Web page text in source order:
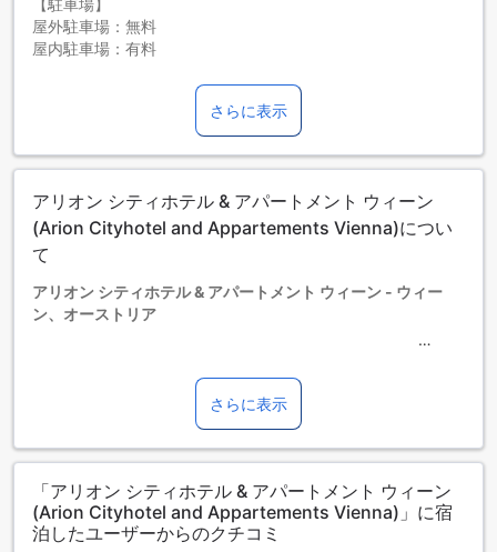
【駐車場】
屋外駐車場：無料
屋内駐車場：有料
添い寝の場合は宿泊無料です。＜ご注意＞ベビーベッドのご
利用には追加料金が発生する場合があります。また、利用可
否は空き状況によります。
エキストラベッドをお申し込みください。
12歳以上の宿泊者は大人とみなされます。
エキストラベッドの追加可否は、ルームタイプにより異なり
タイプの欄にエキストラベッド追加のオプションが提示され
ていない場合は、エキストラベッドの追加はできません。
さらに表示
アリオン シティホテル & アパートメント ウィーン
(Arion Cityhotel and Appartements Vienna)につい
て
アリオン シティホテル & アパートメント ウィーン - ウィー
ン、オーストリア
アリオン シティホテル & アパートメント ウィーンは、ウィー
ンの中心から7.0 kmの距離に位置する4.0つ星ホテルです。こ
のホテルは1995年に建設され、2013年に最後の改装が行われ
ました。空港までの所要時間は30分で、チェックアウトは午
前11時まで可能です。ホテルには142室の客室があり、チェッ
クインは午後3時から可能です。お子様の宿泊に関しては、無
料での滞在は許可されておらず、追加料金が発生する場合が
あります。
さらに表示
「アリオン シティホテル & アパートメント ウィーン
(Arion Cityhotel and Appartements Vienna)」に宿
泊したユーザーからのクチコミ